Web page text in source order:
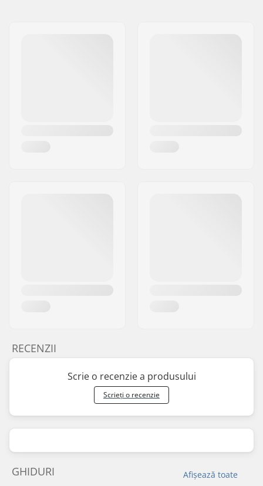
RECENZII
Scrie o recenzie a produsului
Scrieți o recenzie
Afișează toate
GHIDURI